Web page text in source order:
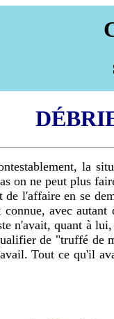
la
on ne peut plus
l'affaire en se
avec
n'avait, quant à
de "truffé de
Tout ce qu'il